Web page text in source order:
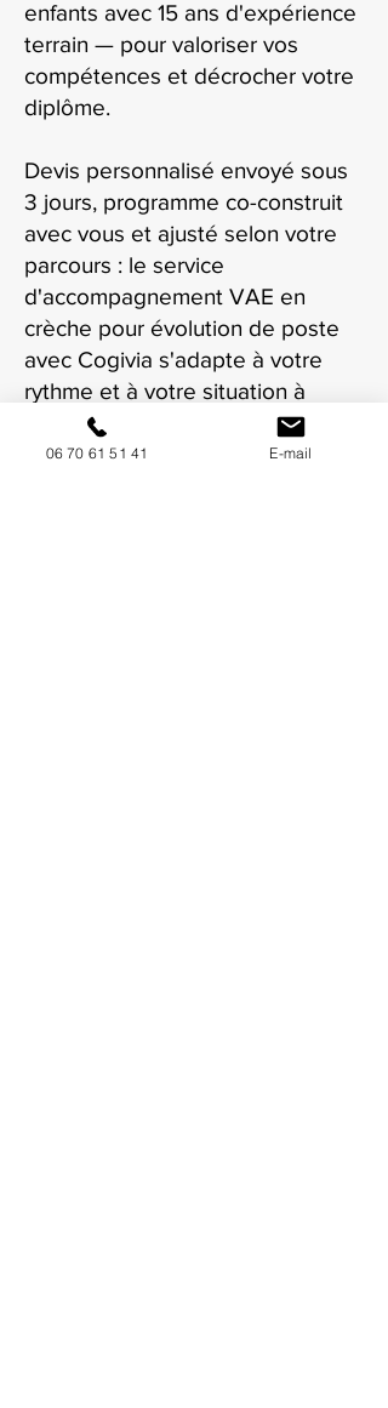
enfants avec 15 ans d'expérience
terrain — pour valoriser vos
compétences et décrocher votre
diplôme.
Devis personnalisé envoyé sous
3 jours, programme co-construit
avec vous et ajusté selon votre
parcours : le service
d'accompagnement VAE en
crèche pour évolution de poste
avec Cogivia s'adapte à votre
rythme et à votre situation à
Villeurbanne.
06 70 61 51 41 E-mail